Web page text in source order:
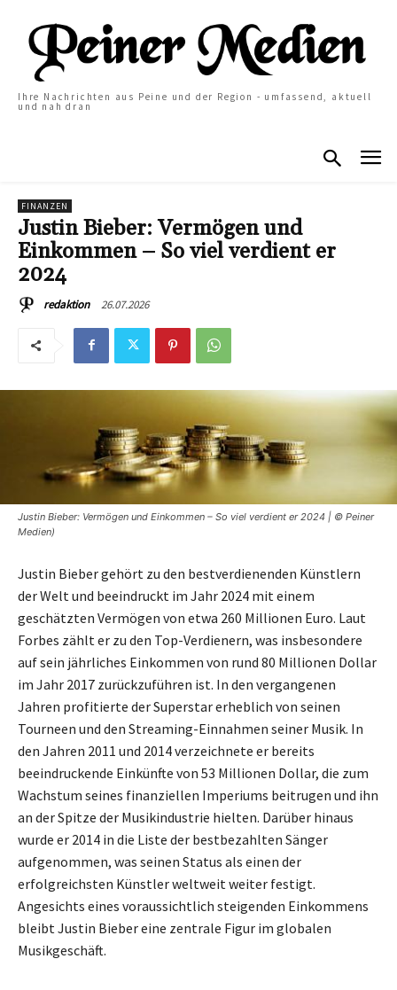
Ihre Nachrichten aus Peine und der Region - umfassend, aktuell
und nah dran
FINANZEN
Justin Bieber: Vermögen und
Einkommen – So viel verdient er
2024
redaktion 26.07.2026
Justin Bieber: Vermögen und Einkommen – So viel verdient er 2024 | © Peiner
Medien)
Justin Bieber gehört zu den bestverdienenden Künstlern
der Welt und beeindruckt im Jahr 2024 mit einem
geschätzten Vermögen von etwa 260 Millionen Euro. Laut
Forbes zählt er zu den Top-Verdienern, was insbesondere
auf sein jährliches Einkommen von rund 80 Millionen Dollar
im Jahr 2017 zurückzuführen ist. In den vergangenen
Jahren profitierte der Superstar erheblich von seinen
Tourneen und den Streaming-Einnahmen seiner Musik. In
den Jahren 2011 und 2014 verzeichnete er bereits
beeindruckende Einkünfte von 53 Millionen Dollar, die zum
Wachstum seines finanziellen Imperiums beitrugen und ihn
an der Spitze der Musikindustrie hielten. Darüber hinaus
wurde er 2014 in die Liste der bestbezahlten Sänger
aufgenommen, was seinen Status als einen der
erfolgreichsten Künstler weltweit weiter festigt.
Angesichts eines voraussichtlich steigenden Einkommens
bleibt Justin Bieber eine zentrale Figur im globalen
Musikgeschäft.